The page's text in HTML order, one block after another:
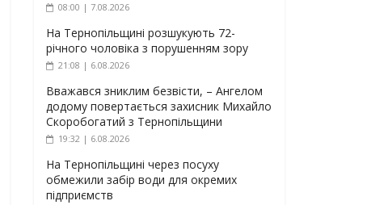
08:00 | 7.08.2026
На Тернопільщині розшукують 72-
річного чоловіка з порушенням зору
21:08 | 6.08.2026
Вважався зниклим безвісти, – Ангелом
додому повертається захисник Михайло
Скоробогатий з Тернопільщини
19:32 | 6.08.2026
На Тернопільщині через посуху
обмежили забір води для окремих
підприємств